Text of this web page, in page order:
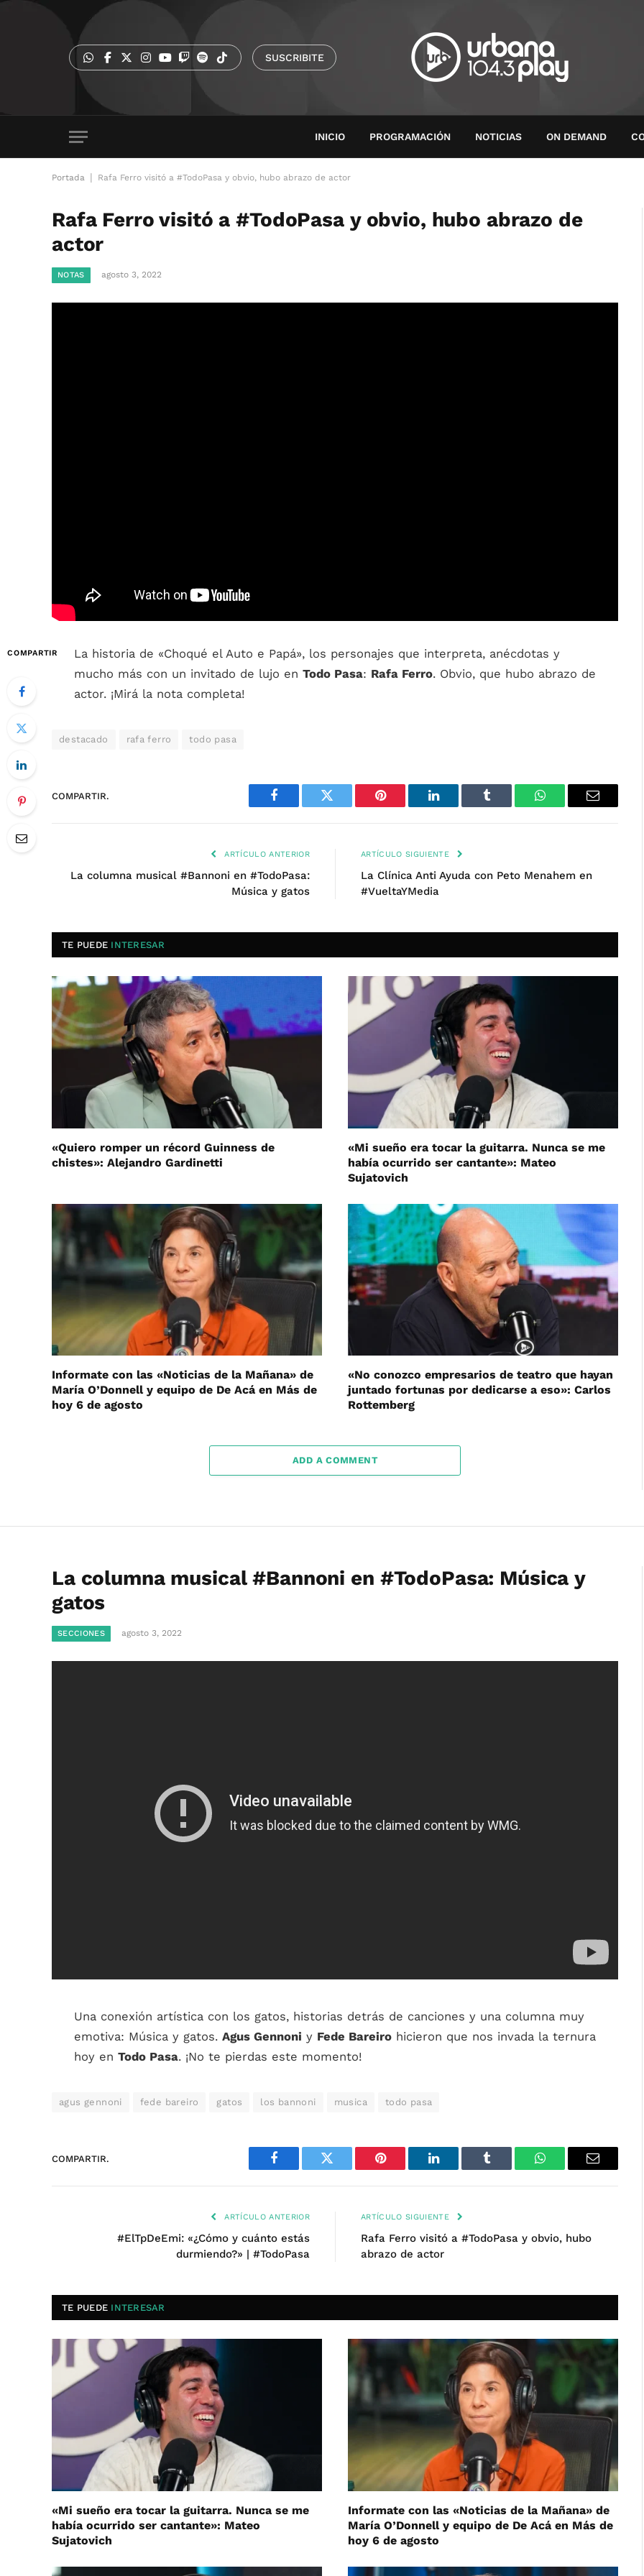
SUSCRIBITE
INICIO PROGRAMACIÓN NOTICIAS ON DEMAND
Portada Rafa Ferro visitó a #TodoPasa y obvio, hubo abrazo de actor
Rafa Ferro visitó a #TodoPasa y obvio, hubo abrazo de
actor
NOTAS agosto 3, 2022
COMPARTIR
La historia de «Choqué el Auto e Papá», los personajes que interpreta, anécdotas y
mucho más con un invitado de lujo en Todo Pasa: Rafa Ferro. Obvio, que hubo abrazo de
actor. ¡Mirá la nota completa!
destacado rafa ferro todo pasa
COMPARTIR.
Facebook Twitter Pinterest LinkedIn Tumblr WhatsAppEmail
ARTÍCULO ANTERIOR
La columna musical #Bannoni en #TodoPasa:
Música y gatos
ARTÍCULO SIGUIENTE
La Clínica Anti Ayuda con Peto Menahem en
#VueltaYMedia
TE PUEDE INTERESAR
«Quiero romper un récord Guinness de
chistes»: Alejandro Gardinetti
«Mi sueño era tocar la guitarra. Nunca se me
había ocurrido ser cantante»: Mateo
Sujatovich
Informate con las «Noticias de la Mañana» de
María O’Donnell y equipo de De Acá en Más de
hoy 6 de agosto
«No conozco empresarios de teatro que hayan
juntado fortunas por dedicarse a eso»: Carlos
Rottemberg
ADD A COMMENT
La columna musical #Bannoni en #TodoPasa: Música y
gatos
SECCIONES agosto 3, 2022
Una conexión artística con los gatos, historias detrás de canciones y una columna muy
emotiva: Música y gatos. Agus Gennoni y Fede Bareiro hicieron que nos invada la ternura
hoy en Todo Pasa. ¡No te pierdas este momento!
agus gennoni fede bareiro gatos los bannoni musica todo pasa
COMPARTIR.
Facebook Twitter Pinterest LinkedIn Tumblr WhatsAppEmail
ARTÍCULO ANTERIOR
#ElTpDeEmi: «¿Cómo y cuánto estás
durmiendo?» | #TodoPasa
ARTÍCULO SIGUIENTE
Rafa Ferro visitó a #TodoPasa y obvio, hubo
abrazo de actor
TE PUEDE INTERESAR
«Mi sueño era tocar la guitarra. Nunca se me
había ocurrido ser cantante»: Mateo
Sujatovich
Informate con las «Noticias de la Mañana» de
María O’Donnell y equipo de De Acá en Más de
hoy 6 de agosto